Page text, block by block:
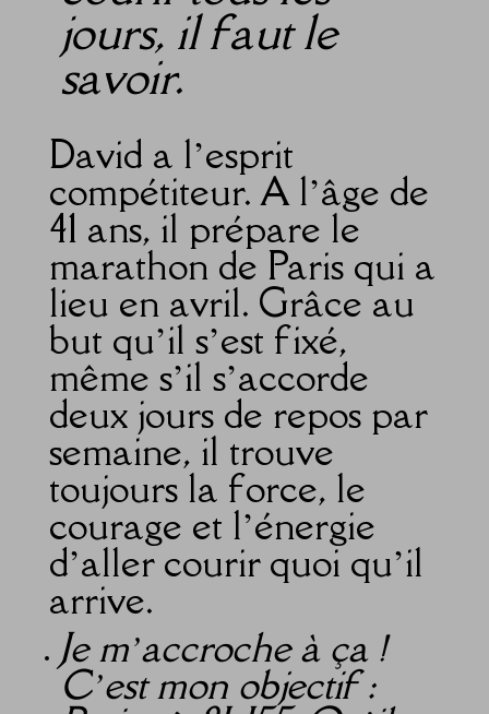
jours, il faut le
savoir.
David a l’esprit
compétiteur. A l’âge de
41 ans, il prépare le
marathon de Paris qui a
lieu en avril. Grâce au
but qu’il s’est fixé,
même s’il s’accorde
deux jours de repos par
semaine, il trouve
toujours la force, le
courage et l’énergie
d’aller courir quoi qu’il
arrive.
Je m’accroche à ça !
C’est mon objectif :